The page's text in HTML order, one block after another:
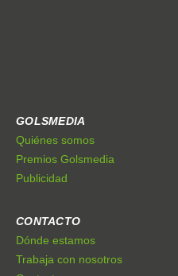
GOLSMEDIA
Quiénes somos
Premios Golsmedia
Publicidad
CONTACTO
Dónde estamos
Trabaja con nosotros